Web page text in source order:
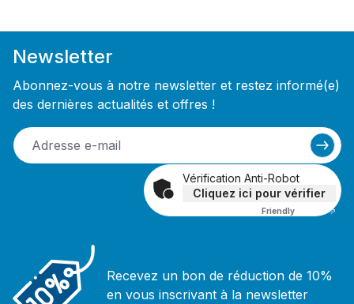
Newsletter
Abonnez-vous à notre newsletter et restez informé(e)
des dernières actualités et offres !
Vérification Anti-Robot
Cliquez ici pour vérifier
Friendly Captcha ⇗
Recevez un bon de réduction de 10%
en vous inscrivant à la newsletter